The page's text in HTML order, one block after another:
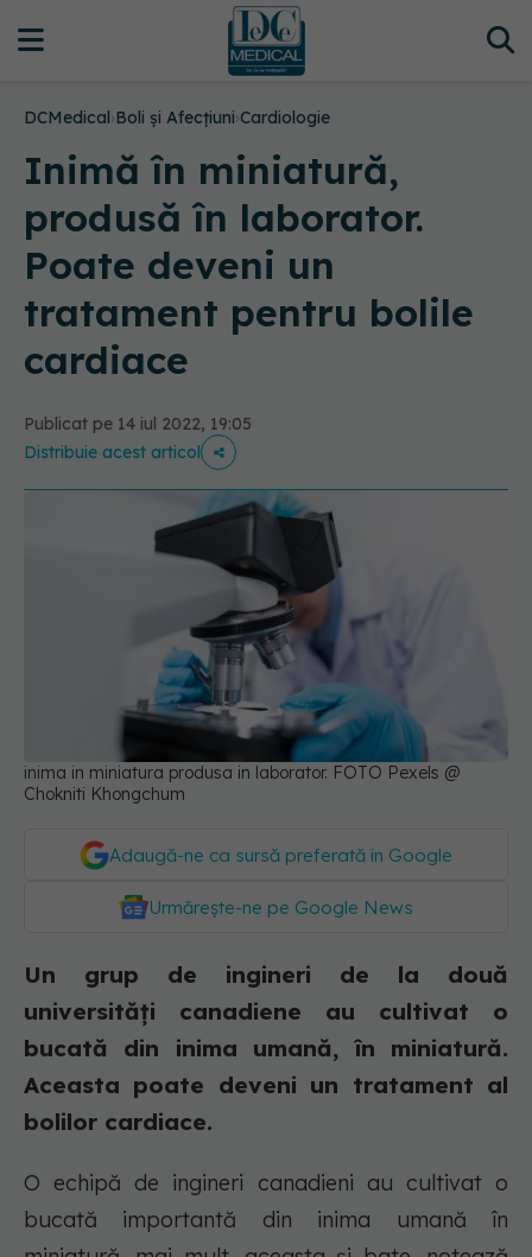
DCMedical›Boli și Afecțiuni›Cardiologie
Inimă în miniatură,
produsă în laborator.
Poate deveni un
tratament pentru bolile
cardiace
Publicat pe 14 iul 2022, 19:05
Distribuie acest articol
inima in miniatura produsa in laborator. FOTO Pexels @
Chokniti Khongchum
Adaugă-ne ca sursă preferată în Google
Urmărește-ne pe Google News
Un grup de ingineri de la două
universități canadiene au cultivat o
bucată din inima umană, în miniatură.
Aceasta poate deveni un tratament al
bolilor cardiace.
O echipă de ingineri canadieni au cultivat o
bucată importantă din inima umană în